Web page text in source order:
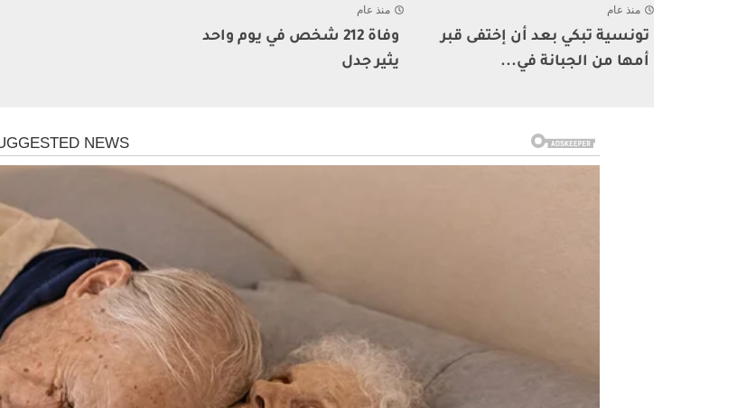
منذ عام
تونسية تبكي بعد أن إختفى قبر
أمها من الجبانة في...
منذ عام
وفاة 212 شخص في يوم واحد
يثير جدل